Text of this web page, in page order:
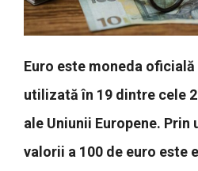
Euro este moneda
utilizată în 19 dintre cele
ale Uniunii Europene. Prin
valorii a 100 de euro este